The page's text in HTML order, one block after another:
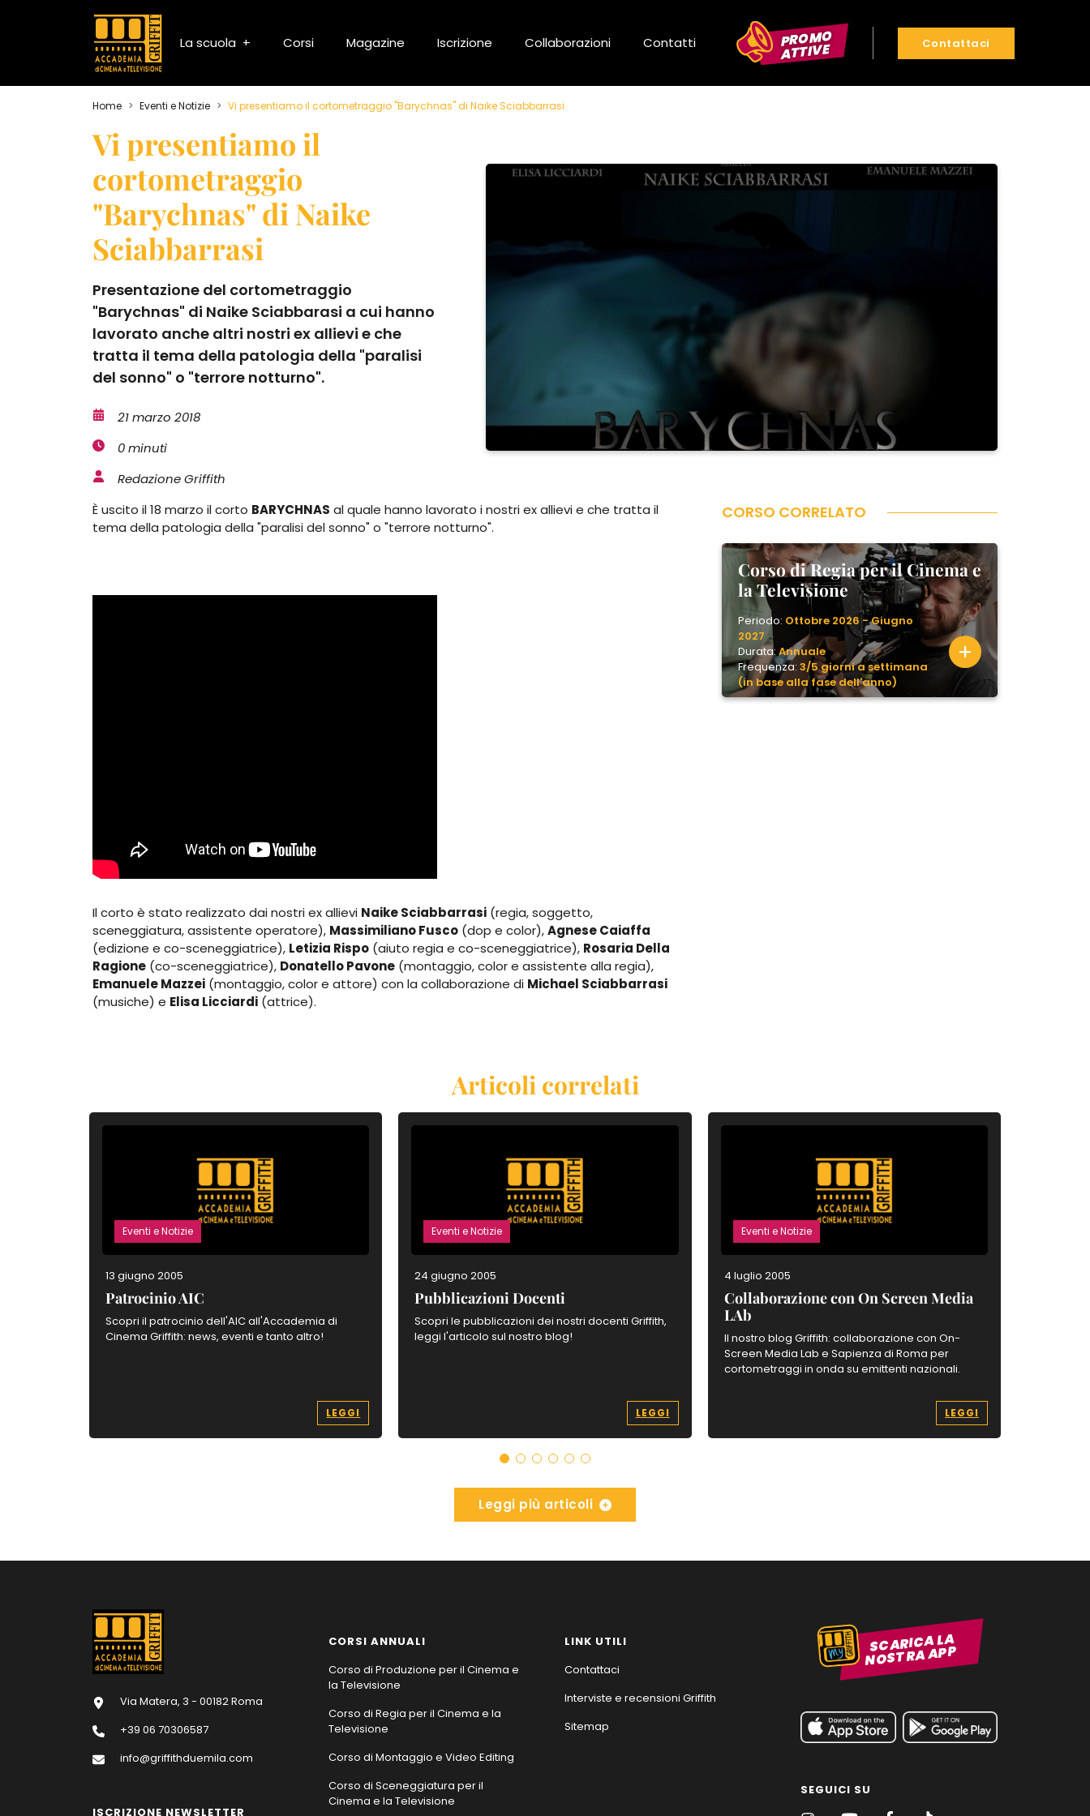
La scuola Corsi Magazine Iscrizione Collaborazioni Contatti PROMO
ATTIVE Contattaci
Home Eventi e Notizie Vi presentiamo il cortometraggio "Barychnas" di Naike Sciabbarrasi
Vi presentiamo il
cortometraggio
"Barychnas" di Naike
Sciabbarrasi
Presentazione del cortometraggio
"Barychnas" di Naike Sciabbarasi a cui hanno
lavorato anche altri nostri ex allievi e che
tratta il tema della patologia della "paralisi
del sonno" o "terrore notturno".
21 marzo 2018
0 minuti
Redazione Griffith
CORSO CORRELATO
Corso di Regia per il Cinema e
la Televisione
Periodo: Ottobre 2026 - Giugno
2027
Durata: Annuale
Frequenza: 3/5 giorni a settimana
(in base alla fase dell'anno)
È uscito il 18 marzo il corto BARYCHNAS al quale hanno lavorato i nostri ex allievi e che tratta il
tema della patologia della "paralisi del sonno" o "terrore notturno".
Il corto è stato realizzato dai nostri ex allievi Naike Sciabbarrasi (regia, soggetto,
sceneggiatura, assistente operatore), Massimiliano Fusco (dop e color),Agnese Caiaffa
(edizione e co-sceneggiatrice), Letizia Rispo (aiuto regia e co-sceneggiatrice), Rosaria Della
Ragione (co-sceneggiatrice), Donatello Pavone (montaggio, color e assistente alla regia),
Emanuele Mazzei (montaggio, color e attore) con la collaborazione di Michael Sciabbarrasi
(musiche) e Elisa Licciardi (attrice).
Articoli correlati
Eventi e Notizie
13 giugno 2005
Patrocinio AIC
Scopri il patrocinio dell'AIC all'Accademia di
Cinema Griffith: news, eventi e tanto altro!
LEGGI
Eventi e Notizie
24 giugno 2005
Pubblicazioni Docenti
Scopri le pubblicazioni dei nostri docenti Griffith,
leggi l'articolo sul nostro blog!
LEGGI
Eventi e Notizie
4 luglio 2005
Collaborazione con On Screen Media
LAb
Il nostro blog Griffith: collaborazione con On-
Screen Media Lab e Sapienza di Roma per
cortometraggi in onda su emittenti nazionali.
LEGGI
Leggi più articoli
Via Matera, 3 - 00182 Roma
+39 06 70306587
info@griffithduemila.com
ISCRIZIONE NEWSLETTER
CORSI ANNUALI
Corso di Produzione per il Cinema e
la Televisione
Corso di Regia per il Cinema e la
Televisione
Corso di Montaggio e Video Editing
Corso di Sceneggiatura per il
Cinema e la Televisione
LINK UTILI
Contattaci
Interviste e recensioni Griffith
Sitemap
SCARICA LA
NOSTRA APP
SEGUICI SU